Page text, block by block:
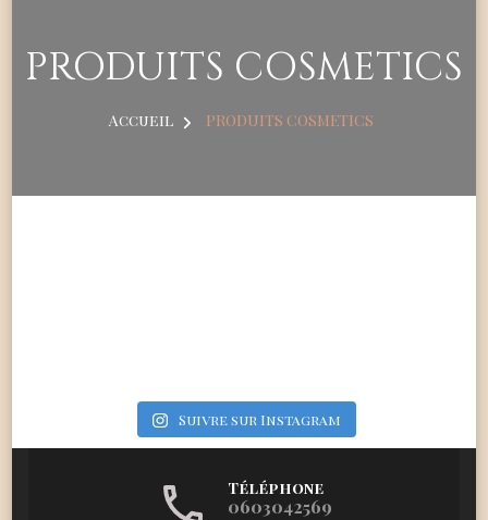
PRODUITS COSMETICS
Accueil PRODUITS COSMETICS
Suivre sur Instagram
Téléphone
0603042569